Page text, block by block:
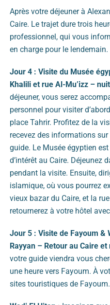
Après votre déjeuner à
Caire. Le trajet dure trois
professionnel, qui vous
en charge pour le lendemain.
Jour 4 : Visite du Musée
Khalili et rue Al-Mu’izz –
déjeuner, vous serez
personnel pour visiter
place Tahrir. Profitez de la
recevez des informations
guide. Le Musée égyptien
d’intérêt au Caire. Déjeunez
pendant la visite. Ensuite,
islamique, où vous pourrez
vieux bazar du Caire, et la
retournerez à votre hôtel
Jour 5 : Visite de Fayoum &
Rayyan – Retour au Caire et
votre guide viendra vous
une heure vers Fayoum. À
sites touristiques de Fayoum.